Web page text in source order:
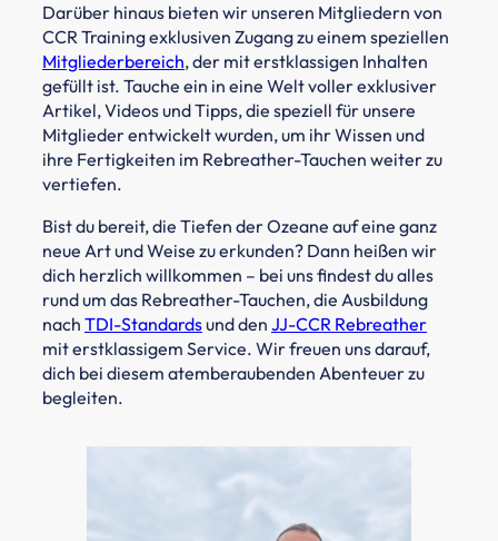
Darüber hinaus bieten wir unseren Mitgliedern von
CCR Training exklusiven Zugang zu einem speziellen
Mitgliederbereich, der mit erstklassigen Inhalten
gefüllt ist. Tauche ein in eine Welt voller exklusiver
Artikel, Videos und Tipps, die speziell für unsere
Mitglieder entwickelt wurden, um ihr Wissen und
ihre Fertigkeiten im Rebreather-Tauchen weiter zu
vertiefen.
Bist du bereit, die Tiefen der Ozeane auf eine ganz
neue Art und Weise zu erkunden? Dann heißen wir
dich herzlich willkommen – bei uns findest du alles
rund um das Rebreather-Tauchen, die Ausbildung
nach TDI-Standardsund den JJ-CCR Rebreather
mit erstklassigem Service. Wir freuen uns darauf,
dich bei diesem atemberaubenden Abenteuer zu
begleiten.